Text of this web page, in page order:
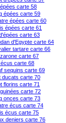
carte 58
épées carte 59
épées carte 60
épées carte 61
carte 63
d'Egypte carte 64
tartare carte 66
carte 67
carte 68
sequins carte 69
ducats carte 70
florins carte 71
carte 72
onces carte 73
écus carte 74
écus carte 75
deniers carte 76